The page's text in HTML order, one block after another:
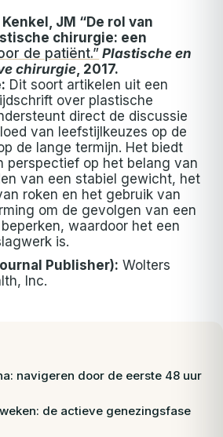
Kenkel, JM “De rol van
chirurgie: een
de patiënt.” Plastische en
chirurgie, 2017.
Dit soort artikelen uit een
over plastische
direct de discussie
van leefstijlkeuzes op de
de lange termijn. Het biedt
perspectief op het belang van
van een stabiel gewicht, het
roken en het gebruik van
om de gevolgen van een
waardoor het een
is.
Publisher): Wolters
Inc.
navigeren door de eerste 48 uur
de actieve genezingsfase